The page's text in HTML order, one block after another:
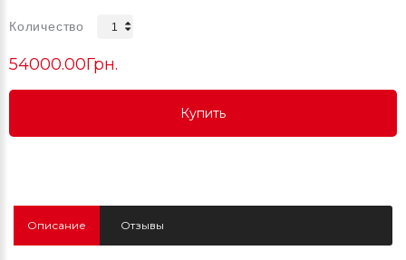
Количество
54000.00Грн.
Купить
Купить
Описание Отзывы